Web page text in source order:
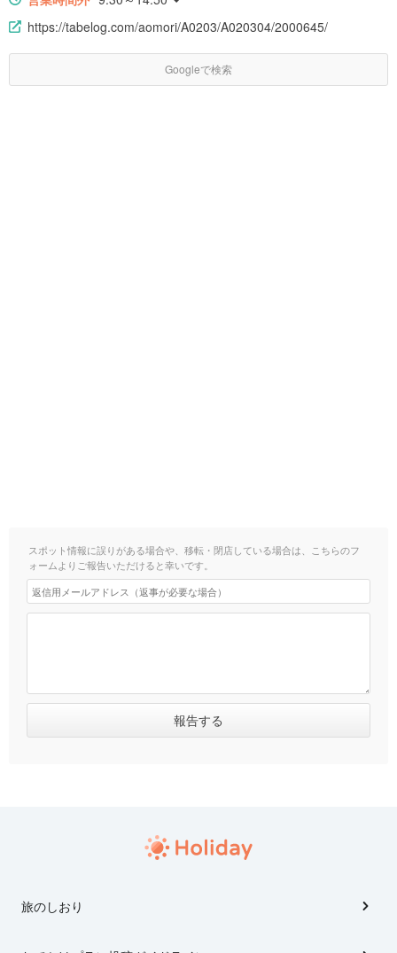
https://tabelog.com/aomori/A0203/A020304/2000645/
Googleで検索
スポット情報に誤りがある場合や、移転・閉店している場合は、こちらのフ
ォームよりご報告いただけると幸いです。
旅のしおり